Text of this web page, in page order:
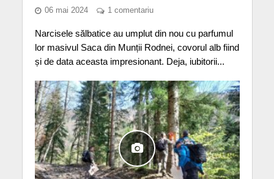
06 mai 2024 1 comentariu
Narcisele sălbatice au umplut din nou cu parfumul
lor masivul Saca din Munții Rodnei, covorul alb fiind
și de data aceasta impresionant. Deja, iubitorii...